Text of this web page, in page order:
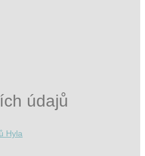
údajů
Hyla